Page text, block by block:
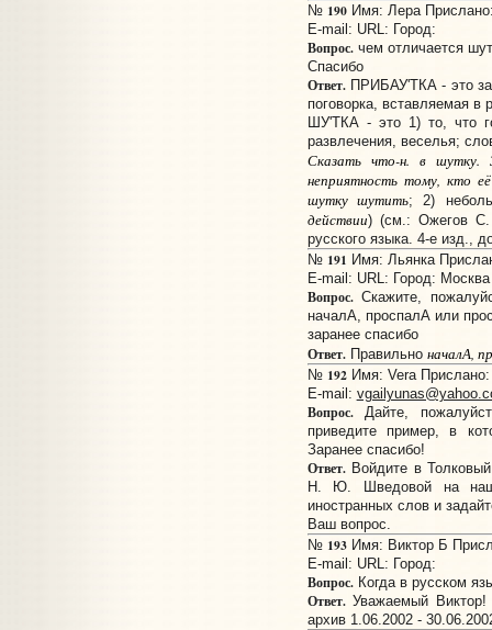
№ 190Имя: Лера
E-mail: URL: Город:
Вопрос.чем отличается
Спасибо
Ответ.ПРИБАУ'ТКА - это
поговорка, вставляемая в
ШУ'ТКА - это 1) то, что
развлечения, веселья;
Сказать что-н. в шутку.
неприятность тому, кто
шутку шутить; 2)
действии) (см.: Ожегов
русского языка. 4-е изд.,
№ 191 Имя: Льянка
E-mail: URL: Город: Москва
Вопрос.Скажите,
началА, проспалА или
заранее спасибо
Ответ.Правильно началА,
№ 192Имя: Vera Прислано:
E-mail:
Вопрос.Дайте,
приведите пример, в
Заранее спасибо!
Ответ.Войдите в
Н. Ю. Шведовой на
иностранных слов и
Ваш вопрос.
№ 193Имя: Виктор Б
E-mail: URL: Город:
Вопрос.Когда в русском
Ответ.Уважаемый
архив 1.06.2002 -